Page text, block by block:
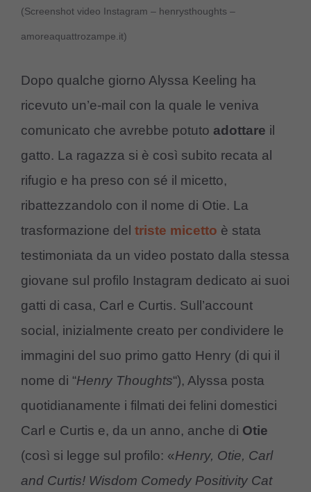
(Screenshot video Instagram – henrysthoughts –
amoreaquattrozampe.it)
Dopo qualche giorno Alyssa Keeling ha
ricevuto un’e-mail con la quale le veniva
comunicato che avrebbe potuto adottare il
gatto. La ragazza si è così subito recata al
rifugio e ha preso con sé il micetto,
ribattezzandolo con il nome di Otie. La
trasformazione del triste micetto è stata
testimoniata da un video postato dalla stessa
giovane sul profilo Instagram dedicato ai suoi
gatti di casa, Carl e Curtis. Sull’account
social, inizialmente creato per condividere le
immagini del suo primo gatto Henry (di qui il
nome di “Henry Thoughts“), Alyssa posta
quotidianamente i filmati dei felini domestici
Carl e Curtis e, da un anno, anche di Otie
(così si legge sul profilo: «Henry, Otie, Carl
and Curtis! Wisdom Comedy Positivity Cat